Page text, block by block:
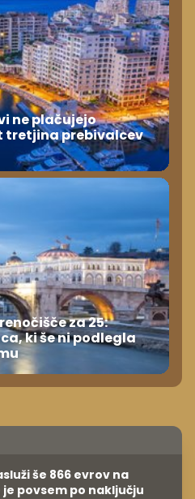
ne plačujejo
tretjina prebivalcev
za 25:
ki še ni podlegla
še 866 evrov na
je povsem po naključju